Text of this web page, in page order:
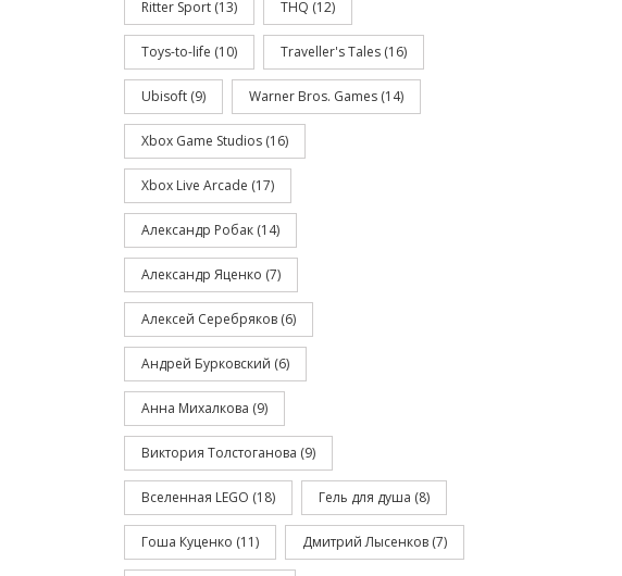
Ritter Sport (13) THQ (12)
Toys-to-life (10) Traveller's Tales (16)
Ubisoft (9) Warner Bros. Games (14)
Xbox Game Studios (16)
Xbox Live Arcade (17)
Александр Робак (14)
Александр Яценко (7)
Алексей Серебряков (6)
Андрей Бурковский (6)
Анна Михалкова (9)
Виктория Толстоганова (9)
Вселенная LEGO (18) Гель для душа (8)
Гоша Куценко (11) Дмитрий Лысенков (7)